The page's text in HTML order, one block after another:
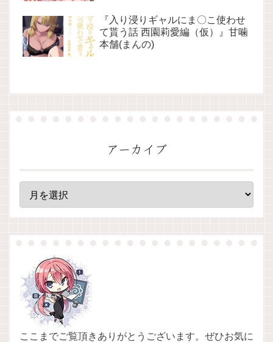
『入り浸りギャルにま〇こ使わせ
て貰う話 西園莉愛編（仮）』甘噛
本舗(まんの)
アーカイブ
ここまでご覧頂きありがとうございます。ぜひお気に